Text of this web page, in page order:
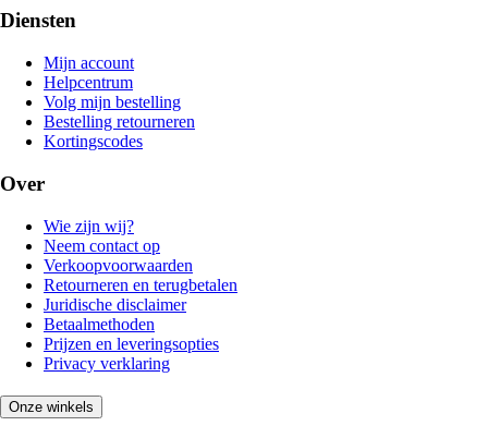
Diensten
Mijn account
Helpcentrum
Volg mijn bestelling
Bestelling retourneren
Kortingscodes
Over
Wie zijn wij?
Neem contact op
Verkoopvoorwaarden
Retourneren en terugbetalen
Juridische disclaimer
Betaalmethoden
Prijzen en leveringsopties
Privacy verklaring
Onze winkels